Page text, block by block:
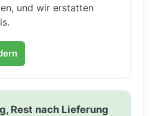
und wir erstatten
Rest nach Lieferung